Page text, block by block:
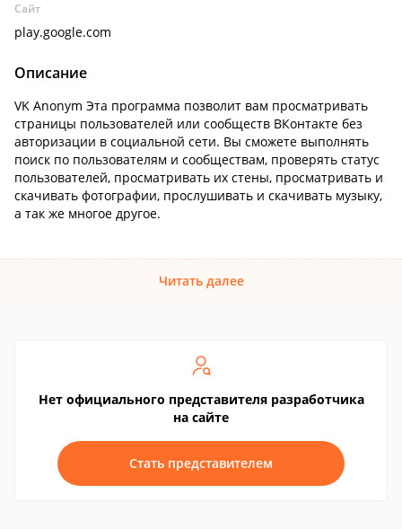
Сайт
play.google.com
Описание
VK Anonym Эта программа позволит вам просматривать
страницы пользователей или сообществ ВКонтакте без
авторизации в социальной сети. Вы сможете выполнять
поиск по пользователям и сообществам, проверять статус
пользователей, просматривать их стены, просматривать и
скачивать фотографии, прослушивать и скачивать музыку,
а так же многое другое.
Читать далее
Нет официального представителя разработчика
на сайте
Стать представителем